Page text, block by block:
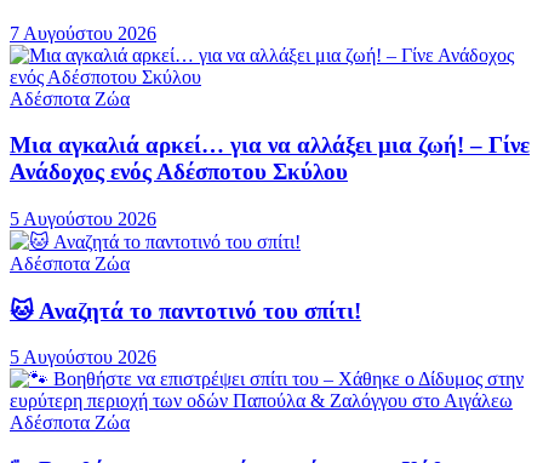
7 Αυγούστου 2026
Αδέσποτα Ζώα
Μια αγκαλιά αρκεί… για να αλλάξει μια ζωή! – Γίνε
Ανάδοχος ενός Αδέσποτου Σκύλου
5 Αυγούστου 2026
Αδέσποτα Ζώα
🐱 Αναζητά το παντοτινό του σπίτι!
5 Αυγούστου 2026
Αδέσποτα Ζώα